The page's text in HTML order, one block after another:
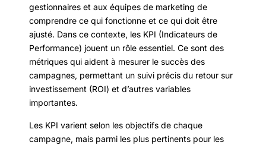
gestionnaires et aux équipes de marketing de
comprendre ce qui fonctionne et ce qui doit être
ajusté. Dans ce contexte, les KPI (Indicateurs de
Performance) jouent un rôle essentiel. Ce sont des
métriques qui aident à mesurer le succès des
campagnes, permettant un suivi précis du retour sur
investissement (ROI) et d’autres variables
importantes.
Les KPI varient selon les objectifs de chaque
campagne, mais parmi les plus pertinents pour les